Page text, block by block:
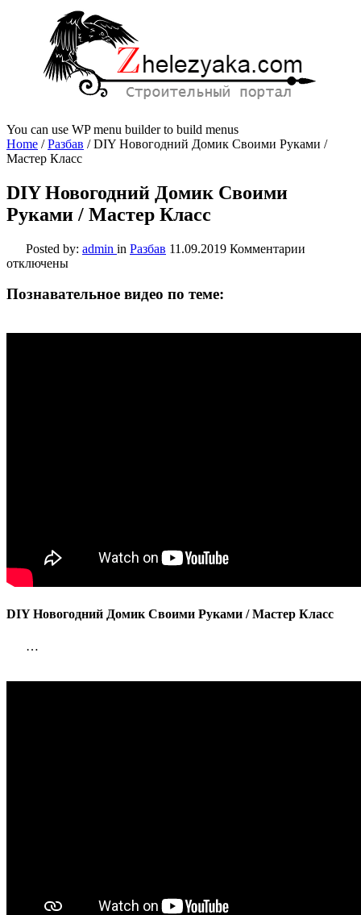
You can use WP menu builder to build menus
Home /Разбав /DIY Новогодний Домик Своими Руками /
Мастер Класс
DIY Новогодний Домик Своими
Руками / Мастер Класс
Posted by: admin in Разбав 11.09.2019 Комментарии
Руками
отключены
Познавательное видео по теме:
DIY Новогодний Домик Своими Руками / Мастер Класс
…